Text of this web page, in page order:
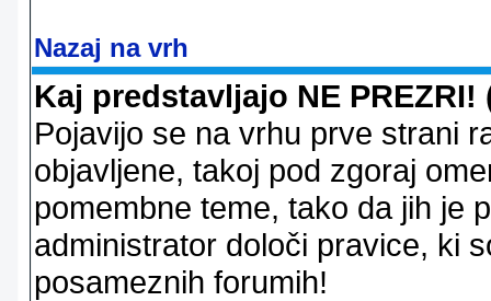
Nazaj na vrh
Kaj predstavljajo NE
Pojavijo se na vrhu prve strani
objavljene, takoj pod zgoraj
pomembne teme, tako da jih je
administrator določi pravice, ki
posameznih forumih!